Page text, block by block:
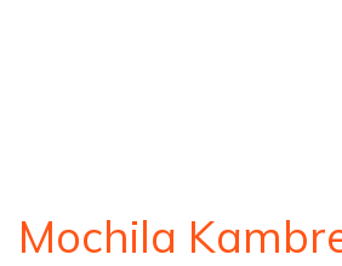
Mochila